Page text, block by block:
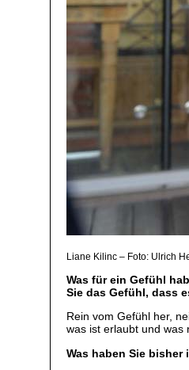
Liane Kilinc – Foto: Ulrich
Was für ein Gefühl
Sie das Gefühl, dass
Rein vom Gefühl her,
was ist erlaubt und was
Was haben Sie bisher